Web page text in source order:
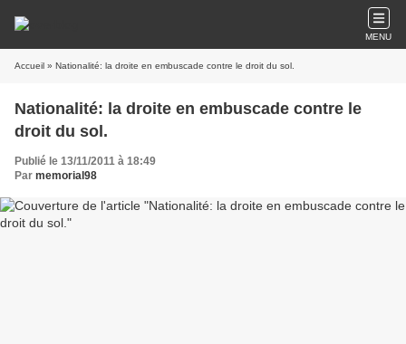
MENU
Accueil » Nationalité: la droite en embuscade contre le droit du sol.
Nationalité: la droite en embuscade contre le
droit du sol.
Publié le 13/11/2011 à 18:49
Par memorial98